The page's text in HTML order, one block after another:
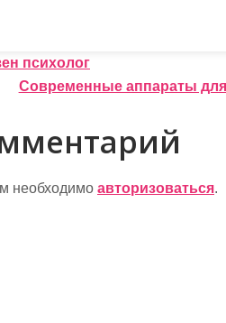
психолог
Современные аппараты
необходимо авторизоваться.